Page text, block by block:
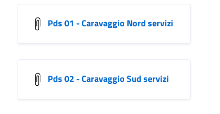
Pds 01 - Caravaggio Nord servizi
Pds 02 - Caravaggio Sud servizi